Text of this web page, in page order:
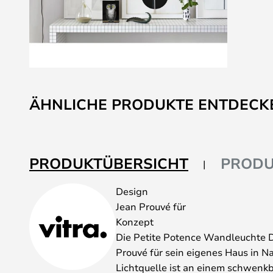
Anfang
der
ÄHNLICHE PRODUKTE
PRODUKTÜBERSICHT
Design
Jean Prouvé für
Konzept
Die Petite Potence Wandleuchte
Prouvé für sein eigenes Haus in
Lichtquelle ist an einem